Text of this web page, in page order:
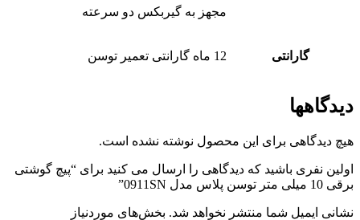
مجهز به گیربکس دو سرعته
گارانتی 12 ماه گارانتی تعمیر توسن
دیدگاهها
هیچ دیدگاهی برای این محصول نوشته نشده است.
اولین نفری باشید که دیدگاهی را ارسال می کنید برای “پیچ گوشتی
برقی 10 میلی متر توسن پلاس مدل 0911SN”
نشانی ایمیل شما منتشر نخواهد شد. بخش‌های موردنیاز